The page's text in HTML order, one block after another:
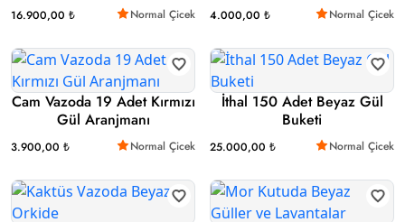
16.900,00 ₺ Normal Çicek 4.000,00 ₺ Normal Çicek
Cam Vazoda 19 Adet Kırmızı
Gül Aranjmanı
3.900,00 ₺ Normal Çicek
İthal 150 Adet Beyaz Gül
Buketi
25.000,00 ₺ Normal Çicek